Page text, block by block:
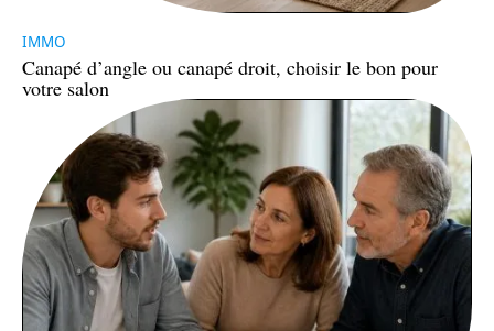
IMMO
Canapé d’angle ou canapé droit, choisir le bon pour
votre salon